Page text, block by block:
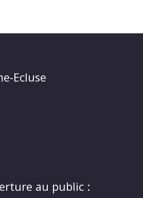
Ecluse
au public :